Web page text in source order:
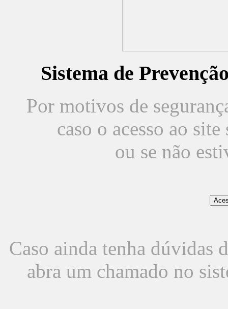
Sistema de
Por motivos de
caso o acesso ao
ou se não
Caso ainda tenha dúvidas
abra um chamado no